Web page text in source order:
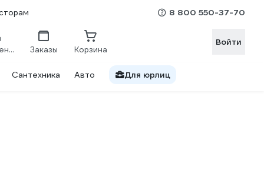
8 800 550-37-70
Сравнение Заказы Корзина
Войти
Сантехника Авто Для юрлиц